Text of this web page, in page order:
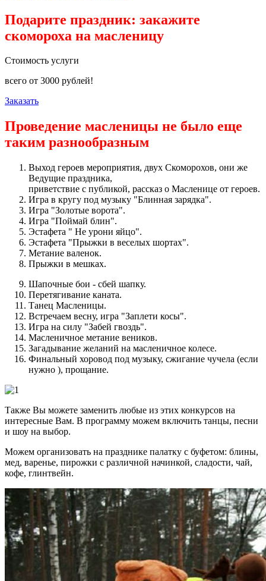
Подарите праздник: закажите
скомороха на масленицу
Стоимость услуги
всего от 3000 рублей!
Заказать
Проведение масленицы не было еще
таким разнообразным
Выход героев мероприятия, двух Скоморохов, они же
Ведущие праздника,
приветствие с публикой, рассказ о Масленице от героев.
Игра в кругу под музыку "Блинная зарядка".
Игра "Золотые ворота".
Игра "Поймай блин".
Эстафета " Не урони яйцо".
Эстафета "Прыжки в веселых шортах".
Метание валенок.
Прыжки в мешках.
Шапочные бои - сбей шапку.
Перетягивание каната.
Танец Масленицы.
Встречаем весну, игра "Заплети косы".
Игра на силу "Забей гвоздь".
Масленичное метание веников.
Загадывание желаний на масленичное колесе.
Финальный хоровод под музыку, сжигание чучела (если
нужно ), прощание.
Также Вы можете заменить любые из этих конкурсов на
интересные Вам. В программу можем включить танцы, песни
и шоу на выбор.
Можем организовать на празднике палатку с буфетом: блины,
мед, варенье, пирожки с различной начинкой, сладости, чай,
кофе, глинтвейн.